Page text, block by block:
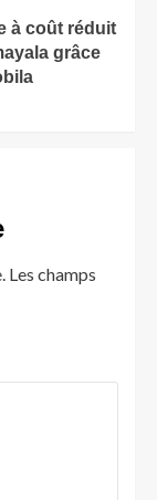
à coût réduit
grâce
Les champs